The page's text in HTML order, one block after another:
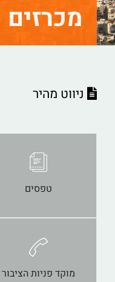
מכרזים
ניווט מהיר
טפסים
מוקד פניות הציבור